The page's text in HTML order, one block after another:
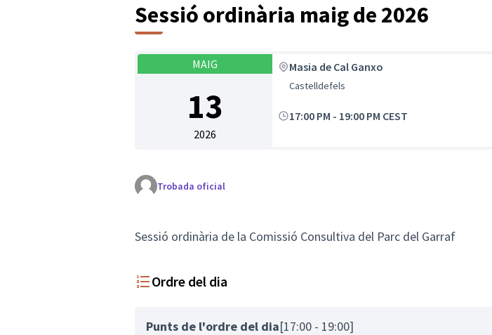
Sessió ordinària maig de 2026
MAIG
13
2026
Masia de Cal Ganxo
Castelldefels
17:00 PM - 19:00 PM CEST
Trobada oficial
Sessió ordinària de la Comissió Consultiva del Parc del Garraf
Ordre del dia
Punts de l'ordre del dia[17:00 - 19:00]